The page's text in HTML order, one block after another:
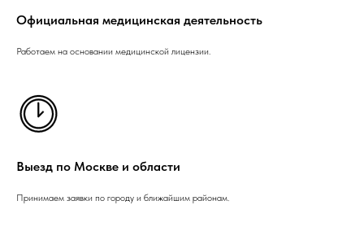
Официальная медицинская деятельность
Работаем на основании медицинской лицензии.
Выезд по Москве и области
Принимаем заявки по городу и ближайшим районам.